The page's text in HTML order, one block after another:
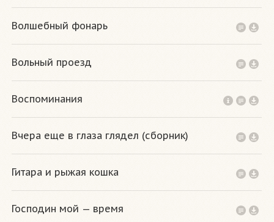
Волшебный фонарь
Вольный проезд
Воспоминания
Вчера еще в глаза глядел (сборник)
Гитара и рыжая кошка
Господин мой — время